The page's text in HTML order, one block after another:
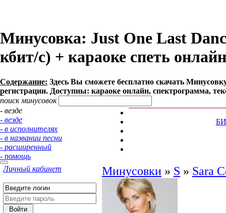
Минусовка: Just One Last
кбит/с) + караоке спеть онлайн
Содержание: Здесь Вы сможете бесплатно cкачать
регистрации. Доступны: караоке онлайн, спектрограмма,
поиск минусовок
- везде
- везде
- в исполнителях
- в названии песни
- расширенный
- помощь
Личный кабинет Минусовки » S » Sara